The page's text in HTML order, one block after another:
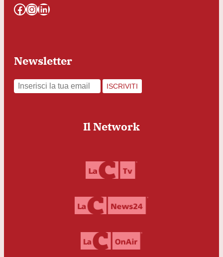
Facebook InstagramLinkedIn
Newsletter
ISCRIVITI
Il Network